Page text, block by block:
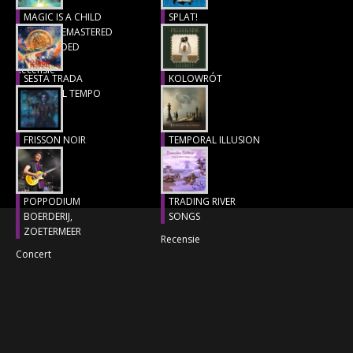
CONCERTBEZOEK
LINKS
MAGIC IS A CHILD
(1977), REMASTERED
& EXTENDED
Recensie
SPLAT!
Recensie
SESTA TRADA
LUNGO IL TEMPO
Recensie
KOLOWRÓT
Recensie
FRISSON NOIR
Recensie
TEMPORAL ILLUSION
Recensie
POPPODIUM
BOERDERIJ,
ZOETERMEER
Concert
TRADING RIVER
SONGS
Recensie